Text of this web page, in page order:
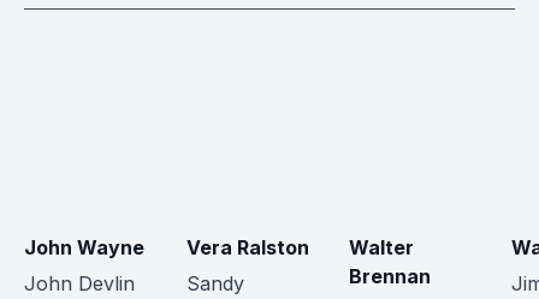
John Wayne
John Devlin
Vera Ralston
Sandy
Walter
Brennan